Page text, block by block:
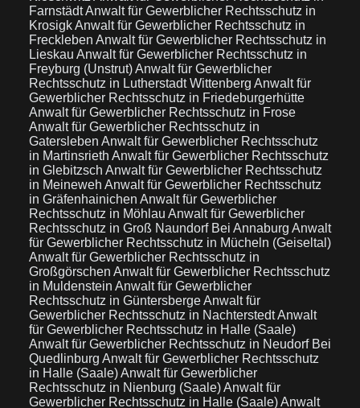
FarnstädtAnwalt für Gewerblicher Rechtsschutz in
KrosigkAnwalt für Gewerblicher Rechtsschutz in
Freckleben Anwalt für Gewerblicher Rechtsschutz in
Lieskau Anwalt für Gewerblicher Rechtsschutz in
Freyburg (Unstrut)Anwalt für Gewerblicher
Rechtsschutz in Lutherstadt Wittenberg Anwalt für
Gewerblicher Rechtsschutz in Friedeburgerhütte
Anwalt für Gewerblicher Rechtsschutz in Frose
Anwalt für Gewerblicher Rechtsschutz in
Gatersleben Anwalt für Gewerblicher Rechtsschutz
in Martinsrieth Anwalt für Gewerblicher Rechtsschutz
in Glebitzsch Anwalt für Gewerblicher Rechtsschutz
in Meineweh Anwalt für Gewerblicher Rechtsschutz
in Gräfenhainichen Anwalt für Gewerblicher
Rechtsschutz in Möhlau Anwalt für Gewerblicher
Rechtsschutz in Groß Naundorf Bei Annaburg Anwalt
für Gewerblicher Rechtsschutz in Mücheln (Geiseltal)
Anwalt für Gewerblicher Rechtsschutz in
Großgörschen Anwalt für Gewerblicher Rechtsschutz
in Muldenstein Anwalt für Gewerblicher
Rechtsschutz in GüntersbergeAnwalt für
Gewerblicher Rechtsschutz in NachterstedtAnwalt
für Gewerblicher Rechtsschutz in Halle (Saale)
Anwalt für Gewerblicher Rechtsschutz in Neudorf Bei
Quedlinburg Anwalt für Gewerblicher Rechtsschutz
in Halle (Saale)Anwalt für Gewerblicher
Rechtsschutz in Nienburg (Saale)Anwalt für
Gewerblicher Rechtsschutz in Halle (Saale)Anwalt